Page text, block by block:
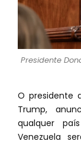
Presidente
O presidente
Trump,
qualquer
Venezuela